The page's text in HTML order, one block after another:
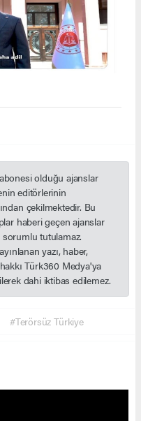
olduğu ajanslar
editörlerinin
çekilmektedir. Bu
haberi geçen ajanslar
tutulamaz.
yazı, haber,
Türk360 Medya'ya
dahi iktibas edilemez.
#Terörsüz Türkiye